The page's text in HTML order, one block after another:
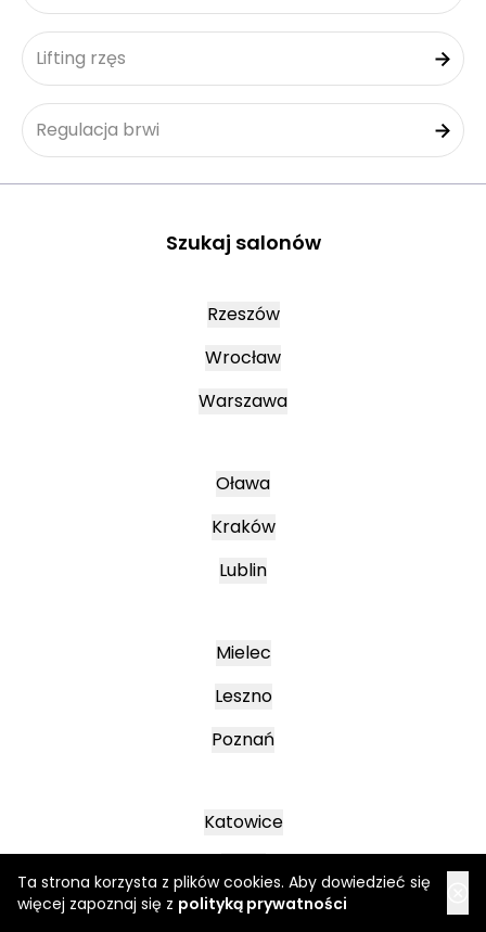
Ta strona korzysta z plików cookies. Aby dowiedzieć się
więcej zapoznaj się z polityką prywatności
Lifting rzęs
Regulacja brwi
Szukaj salonów
Rzeszów
Wrocław
Warszawa
Oława
Kraków
Lublin
Mielec
Leszno
Poznań
Katowice
Wałbrzych